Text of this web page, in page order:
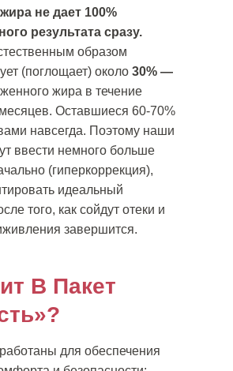
не дает 100%
результата сразу.
образом
(поглощает) около 30% —
жира в течение
Оставшиеся 60-70%
навсегда. Поэтому наши
ввести немного больше
(гиперкоррекция),
идеальный
того, как сойдут отеки и
завершится.
В Пакет
для обеспечения